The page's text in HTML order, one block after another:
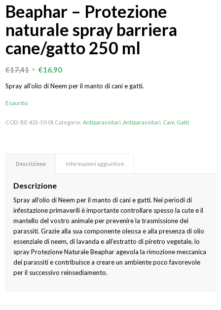
Beaphar – Protezione
naturale spray barriera
cane/gatto 250 ml
€17,41 Il
prezzo
€16,90Il
Spray all’olio di Neem per il manto di cani e gatti.
Esaurito
COD: BE-421-10-01 Categorie:Antiparassitari ,Antiparassitari Cani Gatti
Descrizione Informazioni aggiuntive
Descrizione
Spray all’olio di Neem per il manto di cani e gatti. Nei periodi di
infestazione primaverili è importante controllare spesso la cute e il
mantello del vostro animale per prevenire la trasmissione dei
parassiti. Grazie alla sua componente oleosa e alla presenza di olio
essenziale di neem, di lavanda e all’estratto di piretro vegetale, lo
spray Protezione Naturale Beaphar agevola la rimozione meccanica
dei parassiti e contribuisce a creare un ambiente poco favorevole
per il successivo reinsediamento.